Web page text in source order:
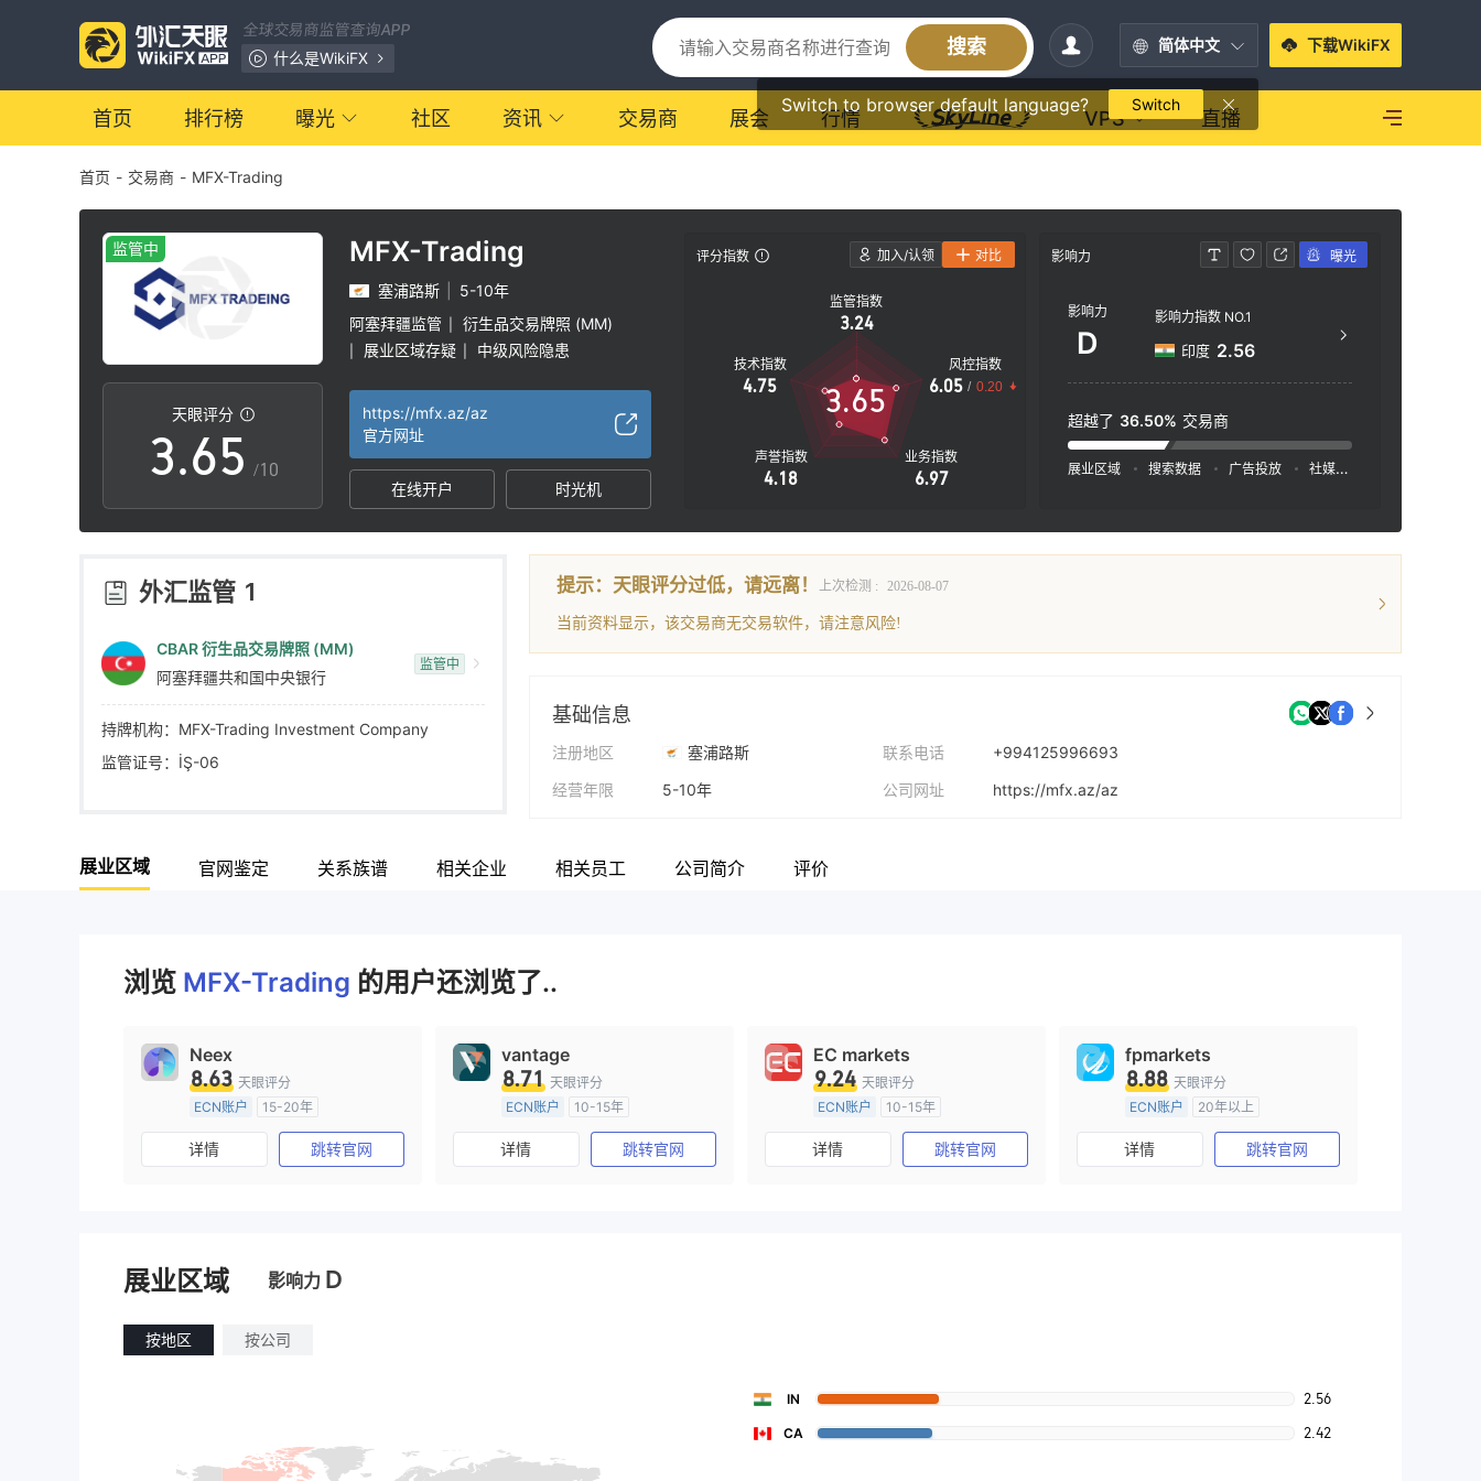
全球交易商监管查询APP
什么是WikiFX
搜索 简体中文
Switch to browser default language? Switch
下载WikiFX
首页 排行榜 曝光 社区 资讯 交易商 展会 行情 VPS 直播
首页 - 交易商 - MFX-Trading
监管中
天眼评分
0
1
2
3
4
5
6
7
8
9
.
0
1
2
5
6
7
8
9
0
1
4
5
6
7
8
9
/10
MFX-Trading
塞浦路斯
5-10年
阿塞拜疆监管
衍生品交易牌照 (MM)
展业区域存疑 中级风险隐患
https://mfx.az/az
官方网址
在线开户 时光机
评分指数
监管指数
3.24
技术指数
4.75
声誉指数
4.18
业务指数
6.97
风控指数
6.05 / 0.20
3.65
影响力
影响力
D
影响力指数 NO.1
印度 2.56
超越了 36.50% 交易商
展业区域 搜索数据 广告投放 社媒指数
加入/认领 对比 曝光
外汇监管 1
CBAR 衍生品交易牌照 (MM)
阿塞拜疆共和国中央银行
监管中
持牌机构：MFX-Trading Investment Company
监管证号：İŞ-06
提示：天眼评分过低，请远离！ 上次检测 : 2026-08-07
当前资料显示，该交易商无交易软件，请注意风险!
基础信息
注册地区
塞浦路斯
经营年限
5-10年
联系电话
+994125996693
公司网址
https://mfx.az/az
展业区域 官网鉴定 关系族谱 相关企业 相关员工 公司简介 评价
浏览 MFX-Trading 的用户还浏览了..
Neex
8.63 天眼评分
ECN账户
15-20年
澳大利亚监管
全牌照 (MM)
主标MT4
详情 跳转官网
vantage
8.71 天眼评分
ECN账户
10-15年
澳大利亚监管
全牌照 (MM)
主标MT4
详情 跳转官网
EC markets
9.24 天眼评分
ECN账户
10-15年
澳大利亚监管
全牌照 (MM)
主标MT4
详情 跳转官网
fpmarkets
8.88 天眼评分
ECN账户
20年以上
澳大利亚监管
全牌照 (MM)
主标MT4
详情 跳转官网
展业区域 影响力 D
按地区 按公司
IN 2.56
CA 2.42